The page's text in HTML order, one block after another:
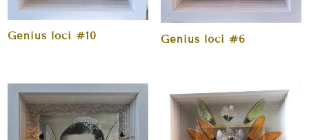
Genius loci #10 Genius loci #6